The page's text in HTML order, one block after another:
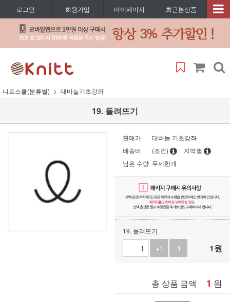
로그인 회원가입 마이페이지 최근본상품
니트스쿨(분류별) 대바늘기초강좌
19. 돌려뜨기
판매가
대바늘 기초강좌
배송비
(조건)
지역별
남은 수량 무제한개
19. 돌려뜨기
+1
-1 1원
총 상품 금액 1 원